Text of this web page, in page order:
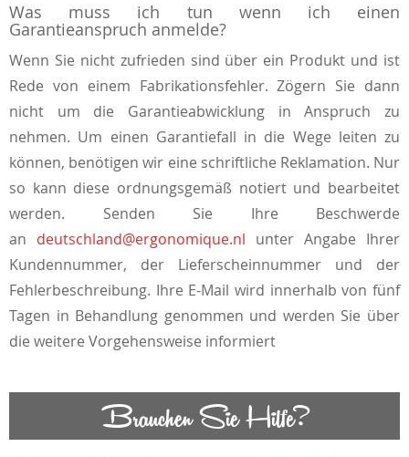
Was muss ich tun wenn ich einen
Garantieanspruch anmelde?
Wenn Sie nicht zufrieden sind über ein Produkt und ist
Rede von einem Fabrikationsfehler. Zögern Sie dann
nicht um die Garantieabwicklung in Anspruch zu
nehmen. Um einen Garantiefall in die Wege leiten zu
können, benötigen wir eine schriftliche Reklamation. Nur
so kann diese ordnungsgemäß notiert und bearbeitet
werden. Senden Sie Ihre Beschwerde
an deutschland@ergonomique.nl unter Angabe Ihrer
Kundennummer, der Lieferscheinnummer und der
Fehlerbeschreibung. Ihre E-Mail wird innerhalb von fünf
Tagen in Behandlung genommen und werden Sie über
die weitere Vorgehensweise informiert
Brauchen Sie Hilfe?